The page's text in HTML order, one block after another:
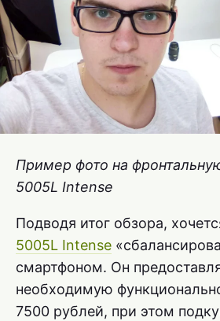
Пример фото на
5005L Intense
Подводя итог обзора,
5005L Intense
смартфоном. Он
необходимую
7500 рублей, при этом